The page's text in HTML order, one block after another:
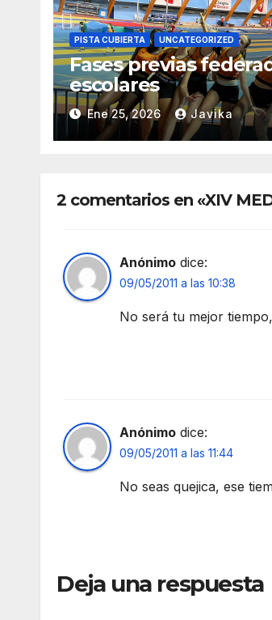
PISTA CUBIERTA UNCATEGORIZED
Fases previas
escolares
Ene 25, 2026 Javika
2 comentarios en «XIV
Anónimo dice:
09/05/2011 a las 10:38
No será tu mejor
Anónimo dice:
09/05/2011 a las 11:44
No seas quejica, ese
Deja una respuesta